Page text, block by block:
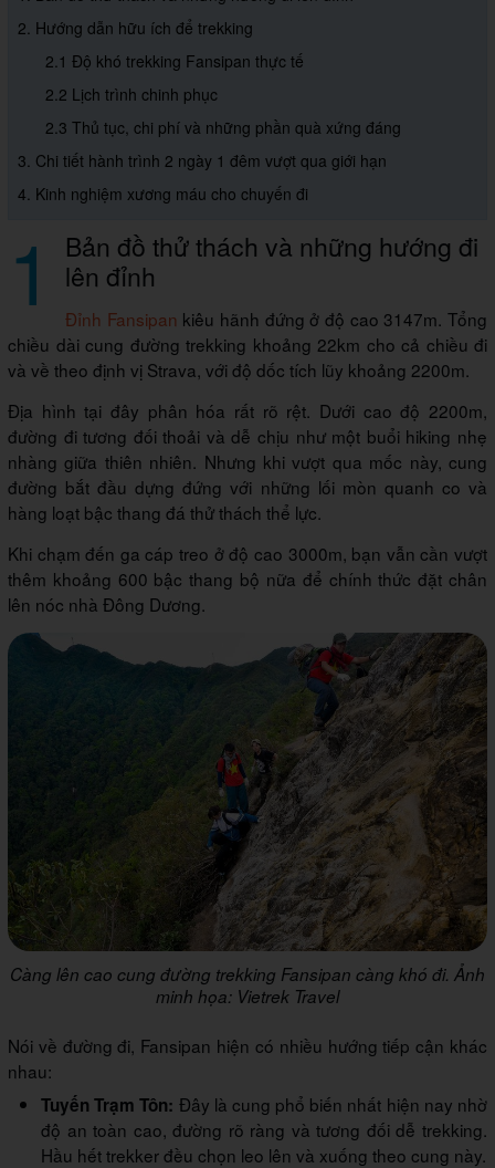
2. Hướng dẫn hữu ích để trekking
2.1 Độ khó trekking Fansipan thực tế
2.2 Lịch trình chinh phục
2.3 Thủ tục, chi phí và những phần quà xứng đáng
3. Chi tiết hành trình 2 ngày 1 đêm vượt qua giới hạn
4. Kinh nghiệm xương máu cho chuyến đi
1 Bản đồ thử thách và những hướng đi
lên đỉnh
Đỉnh Fansipan kiêu hãnh đứng ở độ cao 3147m. Tổng
chiều dài cung đường trekking khoảng 22km cho cả chiều đi
và về theo định vị Strava, với độ dốc tích lũy khoảng 2200m.
Địa hình tại đây phân hóa rất rõ rệt. Dưới cao độ 2200m,
đường đi tương đối thoải và dễ chịu như một buổi hiking nhẹ
nhàng giữa thiên nhiên. Nhưng khi vượt qua mốc này, cung
đường bắt đầu dựng đứng với những lối mòn quanh co và
hàng loạt bậc thang đá thử thách thể lực.
Khi chạm đến ga cáp treo ở độ cao 3000m, bạn vẫn cần vượt
thêm khoảng 600 bậc thang bộ nữa để chính thức đặt chân
lên nóc nhà Đông Dương.
Càng lên cao cung đường trekking Fansipan càng khó đi. Ảnh
minh họa: Vietrek Travel
Nói về đường đi, Fansipan hiện có nhiều hướng tiếp cận khác
nhau:
Tuyến Trạm Tôn: Đây là cung phổ biến nhất hiện nay nhờ
độ an toàn cao, đường rõ ràng và tương đối dễ trekking.
Hầu hết trekker đều chọn leo lên và xuống theo cung này.